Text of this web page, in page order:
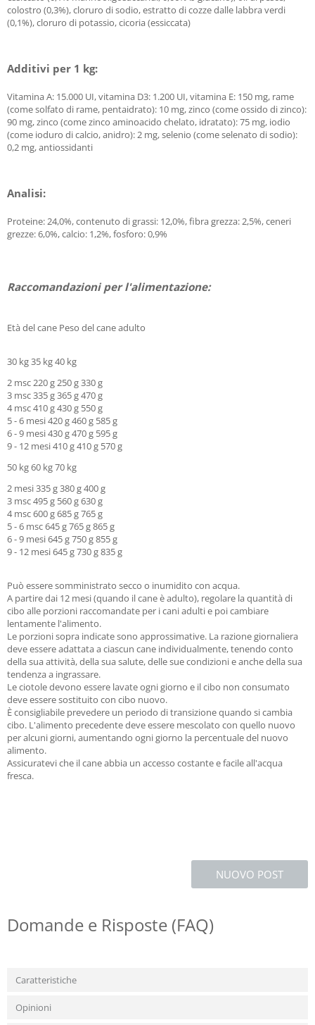
colostro (0,3%), cloruro di sodio, estratto di cozze dalle labbra verdi
(0,1%), cloruro di potassio, cicoria (essiccata)
Additivi per 1 kg:
Vitamina A: 15.000 UI, vitamina D3: 1.200 UI, vitamina E: 150 mg, rame
(come solfato di rame, pentaidrato): 10 mg, zinco (come ossido di zinco):
90 mg, zinco (come zinco aminoacido chelato, idratato): 75 mg, iodio
(come ioduro di calcio, anidro): 2 mg, selenio (come selenato di sodio):
0,2 mg, antiossidanti
Analisi:
Proteine: 24,0%, contenuto di grassi: 12,0%, fibra grezza: 2,5%, ceneri
grezze: 6,0%, calcio: 1,2%, fosforo: 0,9%
Raccomandazioni per l'alimentazione:
Età del cane Peso del cane adulto
30 kg 35 kg 40 kg
2 msc 220 g 250 g 330 g
3 msc 335 g 365 g 470 g
4 msc 410 g 430 g 550 g
5 - 6 mesi 420 g 460 g 585 g
6 - 9 mesi 430 g 470 g 595 g
9 - 12 mesi 410 g 410 g 570 g
50 kg 60 kg 70 kg
2 mesi 335 g 380 g 400 g
3 msc 495 g 560 g 630 g
4 msc 600 g 685 g 765 g
5 - 6 msc 645 g 765 g 865 g
6 - 9 mesi 645 g 750 g 855 g
9 - 12 mesi 645 g 730 g 835 g
Può essere somministrato secco o inumidito con acqua.
A partire dai 12 mesi (quando il cane è adulto), regolare la quantità di
cibo alle porzioni raccomandate per i cani adulti e poi cambiare
lentamente l'alimento.
Le porzioni sopra indicate sono approssimative. La razione giornaliera
deve essere adattata a ciascun cane individualmente, tenendo conto
della sua attività, della sua salute, delle sue condizioni e anche della sua
tendenza a ingrassare.
Le ciotole devono essere lavate ogni giorno e il cibo non consumato
deve essere sostituito con cibo nuovo.
È consigliabile prevedere un periodo di transizione quando si cambia
cibo. L'alimento precedente deve essere mescolato con quello nuovo
per alcuni giorni, aumentando ogni giorno la percentuale del nuovo
alimento.
Assicuratevi che il cane abbia un accesso costante e facile all'acqua
fresca.
NUOVO POST
Domande e Risposte (FAQ)
Caratteristiche
Opinioni